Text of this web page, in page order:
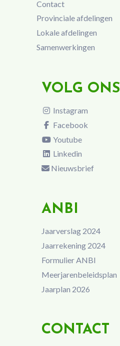
Contact
Provinciale afdelingen
Lokale afdelingen
Samenwerkingen
VOLG ONS
Instagram
Facebook
Youtube
Linkedin
Nieuwsbrief
ANBI
Jaarverslag 2024
Jaarrekening 2024
Formulier ANBI
Meerjarenbeleidsplan
Jaarplan 2026
CONTACT